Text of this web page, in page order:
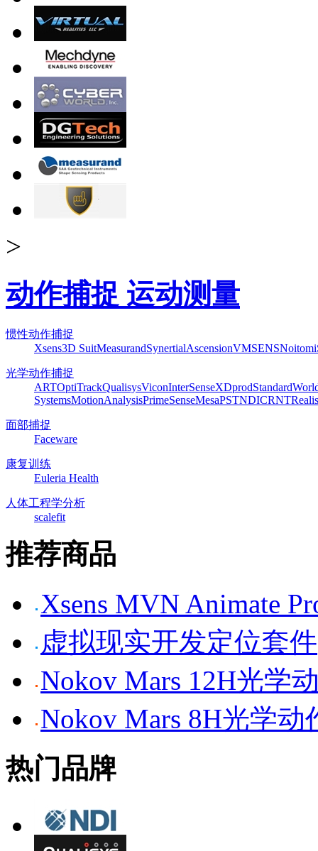
>
动作捕捉 运动测量
惯性动作捕捉
Xsens3D SuitMeasurandSynertialAscensionVMSENSNoitom
光学动作捕捉
ARTOptiTrackQualisysViconInterSenseXDprodStandard
SystemsMotionAnalysisPrimeSenseMesaPSTNDICRNTRealis
面部捕捉
Faceware
康复训练
Euleria Health
人体工程学分析
scalefit
推荐商品
Xsens MVN Animate
虚拟现实开发定位套件
Nokov Mars 12H光学
Nokov Mars 8H光学动
热门品牌